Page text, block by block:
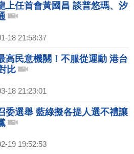
上任首會黃國昌 談普悠瑪、汐
18 21:58:37
高民意機關！不服從運動 港台
比
18 21:23:01
委選舉 藍綠擬各提人選不禮讓
19 19:52:53